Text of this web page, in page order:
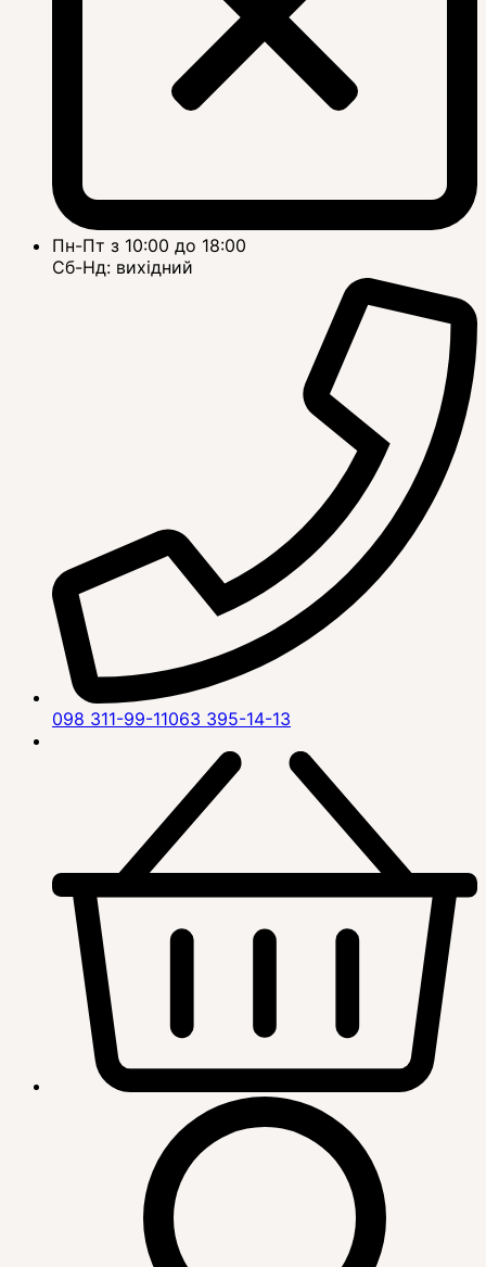
Пн-Пт з 10:00 до 18:00
Сб-Нд: вихідний
098 311-99-11063 395-14-13